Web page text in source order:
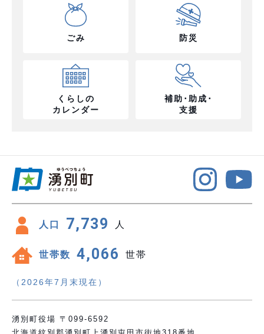
ごみ 防災
くらしの
カレンダー
補助･助成･
支援
人口 7,739 人
世帯数 4,066 世帯
（2026年7月末現在）
湧別町役場 〒099-6592